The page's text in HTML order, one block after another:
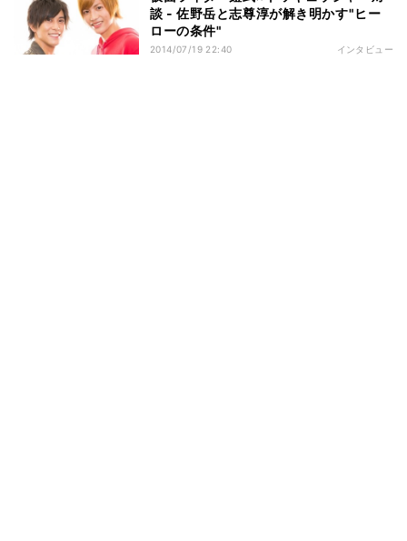
談 - 佐野岳と志尊淳が解き明かす"ヒー
ローの条件"
2014/07/19 22:40 インタビュー